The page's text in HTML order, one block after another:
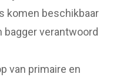
komen beschikbaar
bagger verantwoord
van primaire en